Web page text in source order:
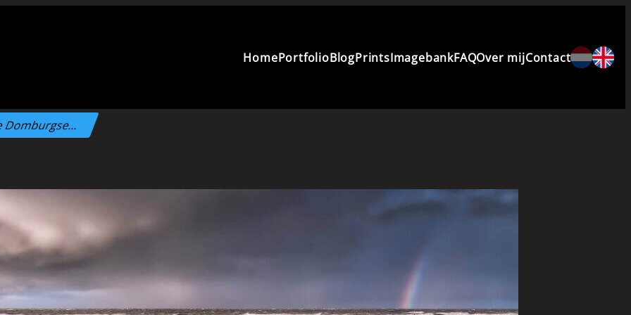
HomePortfolioBlogPrintsImagebankFAQOver mijContact
Domburgse…